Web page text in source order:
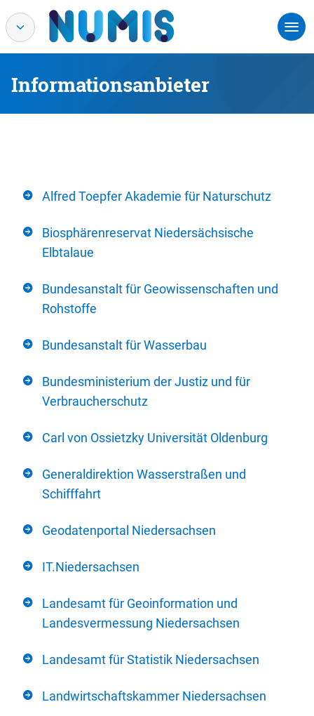
Informationsanbieter
Alfred Toepfer Akademie für Naturschutz
Biosphärenreservat Niedersächsische
Elbtalaue
Bundesanstalt für Geowissenschaften und
Rohstoffe
Bundesanstalt für Wasserbau
Bundesministerium der Justiz und für
Verbraucherschutz
Carl von Ossietzky Universität Oldenburg
Generaldirektion Wasserstraßen und
Schifffahrt
Geodatenportal Niedersachsen
IT.Niedersachsen
Landesamt für Geoinformation und
Landesvermessung Niedersachsen
Landesamt für Statistik Niedersachsen
Landwirtschaftskammer Niedersachsen